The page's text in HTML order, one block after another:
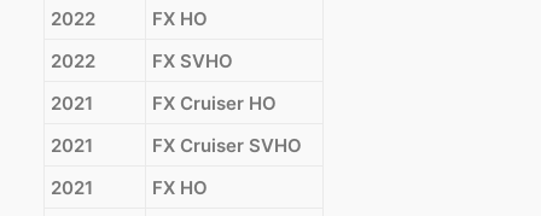
2022
FX HO
2022
FX SVHO
2021
FX Cruiser HO
2021
FX Cruiser SVHO
2021
FX HO